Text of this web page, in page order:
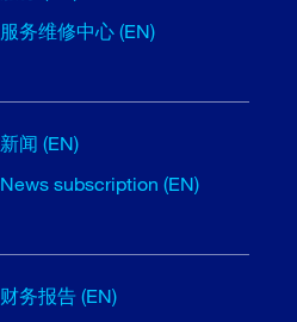
服务维修中心 (EN)
新闻 (EN)
News subscription (EN)
财务报告 (EN)